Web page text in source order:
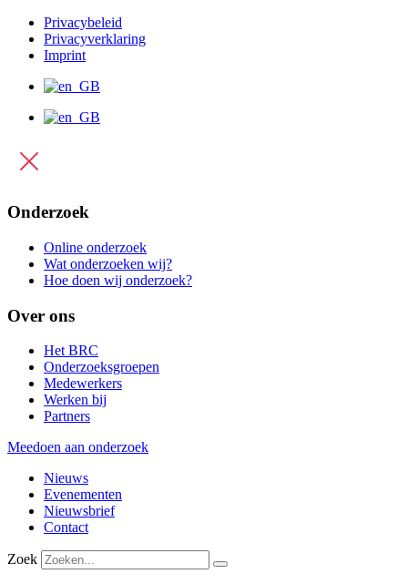
Privacybeleid
Privacyverklaring
Imprint
Onderzoek
Online onderzoek
Wat onderzoeken wij?
Hoe doen wij onderzoek?
Over ons
Het BRC
Onderzoeksgroepen
Medewerkers
Werken bij
Partners
Meedoen aan onderzoek
Nieuws
Evenementen
Nieuwsbrief
Contact
Zoek